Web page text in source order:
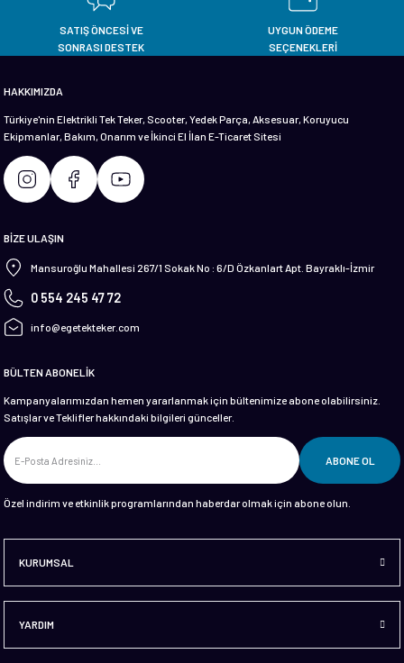
SATIŞ ÖNCESİ VE
SONRASI DESTEK
UYGUN ÖDEME
SEÇENEKLERİ
HAKKIMIZDA
Türkiye'nin Elektrikli Tek Teker, Scooter, Yedek Parça, Aksesuar, Koruyucu
Ekipmanlar, Bakım, Onarım ve İkinci El İlan E-Ticaret Sitesi
BİZE ULAŞIN
Mansuroğlu Mahallesi 267/1 Sokak No : 6/D Özkanlart Apt. Bayraklı-İzmir
0 554 245 47 72
info@egetekteker.com
KURUMSAL
YARDIM
BÜLTEN ABONELİK
Kampanyalarımızdan hemen yararlanmak için bültenimize abone olabilirsiniz.
Satışlar ve Teklifler hakkındaki bilgileri günceller.
ABONE OL
Özel indirim ve etkinlik programlarından haberdar olmak için abone olun.